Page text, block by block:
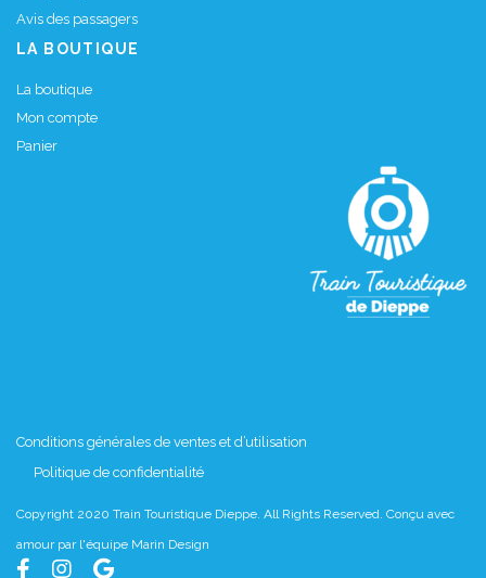
Avis des passagers
LA BOUTIQUE
La boutique
Mon compte
Panier
Conditions générales de ventes et d’utilisation
Politique de confidentialité
Copyright 2020 Train Touristique Dieppe. All Rights Reserved. Conçu avec
amour par l'équipe Marin Design